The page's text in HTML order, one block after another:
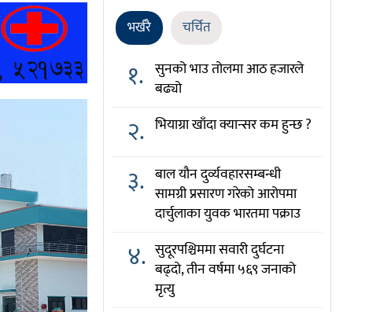
भर्खरै चर्चित
१. सुनको भाउ तोलमा आठ हजारले
बढ्यो
२. भियाग्रा खाँदा क्यान्सर कम हुन्छ ?
३. बाल यौन दुर्व्यवहारसम्बन्धी
सामग्री प्रसारण गरेको आरोपमा
दार्चुलाका युवक भारतमा पक्राउ
४. सुदूरपश्चिममा सवारी दुर्घटना
बढ्दो, तीन वर्षमा ५६९ जनाको
मृत्यु